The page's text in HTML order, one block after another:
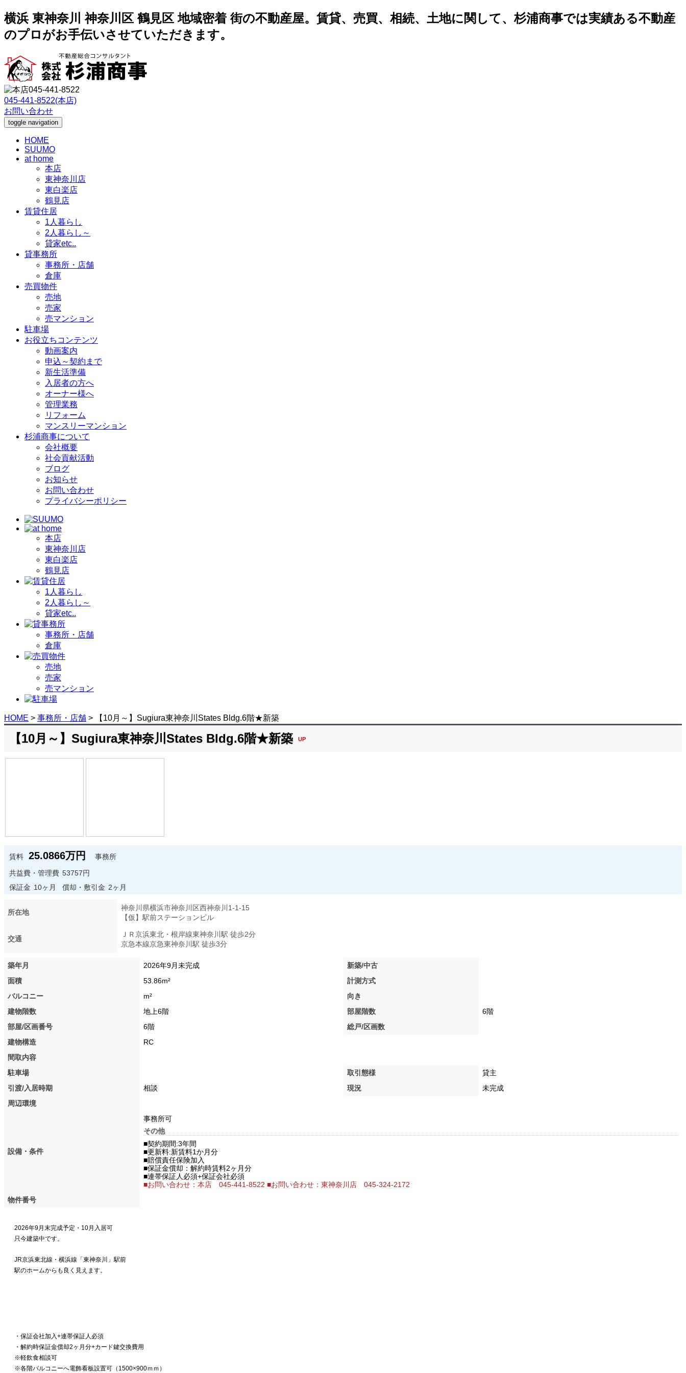
横浜 東神奈川 神奈川区 鶴見区 地域密着 街の不動産屋。賃貸、売買、相続、土地に関して、杉浦商事では実績ある不動産
のプロがお手伝いさせていただきます。
045-441-8522(本店)
お問い合わせ
toggle navigation
HOME
SUUMO
at home
本店
東神奈川店
東白楽店
鶴見店
賃貸住居
1人暮らし
2人暮らし～
貸家etc..
貸事務所
事務所・店舗
倉庫
売買物件
売地
売家
売マンション
駐車場
お役立ちコンテンツ
動画案内
申込～契約まで
新生活準備
入居者の方へ
オーナー様へ
管理業務
リフォーム
マンスリーマンション
杉浦商事について
会社概要
社会貢献活動
ブログ
お知らせ
お問い合わせ
プライバシーポリシー
本店
東神奈川店
東白楽店
鶴見店
1人暮らし
2人暮らし～
貸家etc..
事務所・店舗
倉庫
売地
売家
売マンション
HOME > 事務所・店舗 > 【10月～】Sugiura東神奈川States Bldg.6階★新築
【10月～】Sugiura東神奈川States Bldg.6階★新築 UP
賃料 25.0866万円
事務所
共益費・管理費 53757円
保証金 10ヶ月 償却・敷引金 2ヶ月
所在地
神奈川県横浜市神奈川区西神奈川1-1-15
【仮】駅前ステーションビル
交通
ＪＲ京浜東北・根岸線東神奈川駅 徒歩2分
京急本線京急東神奈川駅 徒歩3分
築年月 2026年9月未完成
新築/中古
面積
53.86m²
計測方式
バルコニー
m²
向き
建物階数
地上6階 部屋階数
6階
部屋/区画番号
6階
総戸/区画数
建物構造
RC
間取内容
駐車場
取引態様
貸主
引渡/入居時期
相談 現況
未完成
周辺環境
設備・条件
事務所可
その他
■契約期間:3年間
■更新料:新賃料1か月分
■賠償責任保険加入
■保証金償却：解約時賃料2ヶ月分
■連帯保証人必須+保証会社必須
■お問い合わせ：本店 045-441-8522 ■お問い合わせ：東神奈川店 045-324-2172
物件番号
2026年9月末完成予定・10月入居可
只今建築中です。
JR京浜東北線・横浜線「東神奈川」駅前
駅のホームからも良く見えます。
・保証会社加入+連帯保証人必須
・解約時保証金償却2ヶ月分+カード鍵交換費用
※軽飲食相談可
※各階バルコニーへ電飾看板設置可（1500×900ｍｍ）